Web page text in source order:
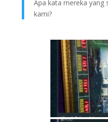
Apa kata mereka yang
kami?